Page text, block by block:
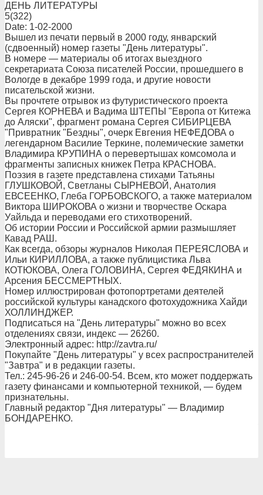
ДЕНЬ ЛИТЕРАТУРЫ
5(322)
Date: 1-02-2000
Вышел из печати первый в 2000 году, январский
(сдвоенный) номер газеты "День литературы".
В номере — материалы об итогах выездного
секретариата Союза писателей России, прошедшего в
Вологде в декабре 1999 года, и другие новости
писательской жизни.
Вы прочтете отрывок из футуристического проекта
Сергея КОРНЕВА и Вадима ШТЕПЫ "Европа от Китежа
до Аляски", фрагмент романа Сергея СИБИРЦЕВА
"Привратник "Бездны", очерк Евгения НЕФЕДОВА о
легендарном Василие Теркине, полемические заметки
Владимира КРУПИНА о перевертышах комсомола и
фрагменты записных книжек Петра КРАСНОВА.
Поэзия в газете представлена стихами Татьяны
ГЛУШКОВОЙ, Светланы СЫРНЕВОЙ, Анатолия
ЕВСЕЕНКО, Глеба ГОРБОВСКОГО, а также материалом
Виктора ШИРОКОВА о жизни и творчестве Оскара
Уайльда и переводами его стихотворений.
Об истории России и Российской армии размышляет
Кавад РАШ.
Как всегда, обзоры журналов Николая ПЕРЕЯСЛОВА и
Ильи КИРИЛЛОВА, а также публицистика Льва
КОТЮКОВА, Олега ГОЛОВИНА, Сергея ФЕДЯКИНА и
Арсения БЕССМЕРТНЫХ.
Номер иллюстрирован фотопортретами деятелей
российской культуры канадского фотохудожника Хайди
ХОЛЛИНДЖЕР.
Подписаться на "День литературы" можно во всех
отделениях связи, индекс — 26260.
Электронный адрес: http://zavtra.ru/
Покупайте "День литературы" у всех распространителей
"Завтра" и в редакции газеты.
Тел.: 245-96-26 и 246-00-54. Всем, кто может поддержать
газету финансами и компьютерной техникой, — будем
признательны.
Главный редактор "Дня литературы" — Владимир
БОНДАРЕНКО.